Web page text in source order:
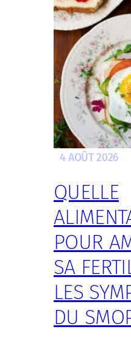
4 AOÛT 2026
QUELLE
POUR
SA
LES
DU